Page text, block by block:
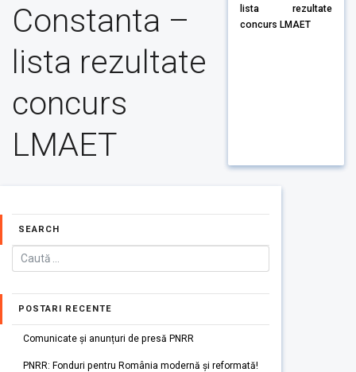
Constanta –
lista rezultate
concurs
LMAET
lista rezultate
concurs LMAET
SEARCH
POSTARI RECENTE
Comunicate și anunțuri de presă PNRR
PNRR: Fonduri pentru România modernă și reformată!